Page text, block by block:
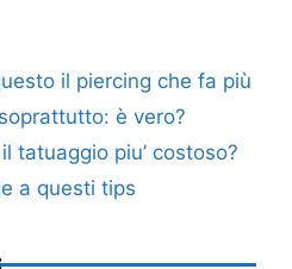
il piercing che fa più
è vero?
tatuaggio piu’ costoso?
a questi tips